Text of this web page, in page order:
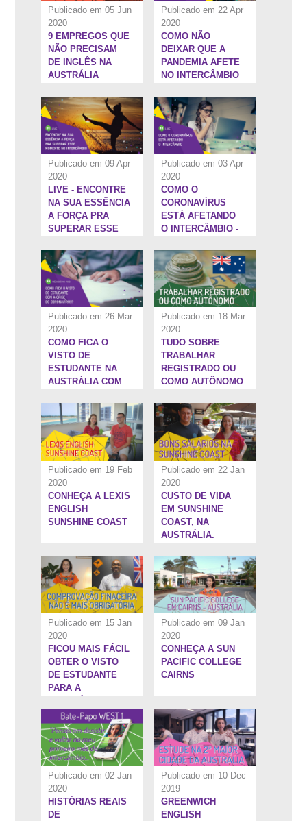
Publicado em 05 Jun
2020
9 EMPREGOS QUE
NÃO PRECISAM
DE INGLÊS NA
AUSTRÁLIA
Publicado em 22 Apr
2020
COMO NÃO
DEIXAR QUE A
PANDEMIA AFETE
NO INTERCÂMBIO
Publicado em 09 Apr
2020
58:36''
LIVE - ENCONTRE
NA SUA ESSÊNCIA
A FORÇA PRA
SUPERAR ESSE
INTERCÂMBIO
Publicado em 03 Apr
2020
1:13:31''
COMO O
CORONAVÍRUS
ESTÁ AFETANDO
O INTERCÂMBIO -
LOPES,
FUNDADOR DA
WEST 1
Publicado em 26 Mar
2020
52:23''
COMO FICA O
VISTO DE
ESTUDANTE NA
AUSTRÁLIA COM
CORONAVÍRUS?
Publicado em 18 Mar
2020
47:3''
TUDO SOBRE
TRABALHAR
REGISTRADO OU
COMO AUTÔNOMO
Publicado em 19 Feb
2020
CONHEÇA A LEXIS
ENGLISH
SUNSHINE COAST
Publicado em 22 Jan
2020
CUSTO DE VIDA
EM SUNSHINE
COAST, NA
AUSTRÁLIA.
Publicado em 15 Jan
2020
FICOU MAIS FÁCIL
OBTER O VISTO
DE ESTUDANTE
PARA A
Publicado em 09 Jan
2020
10:20''
CONHEÇA A SUN
PACIFIC COLLEGE
CAIRNS
Publicado em 02 Jan
2020
59:19''
HISTÓRIAS REAIS
DE
Publicado em 10 Dec
2019
10:18''
GREENWICH
ENGLISH